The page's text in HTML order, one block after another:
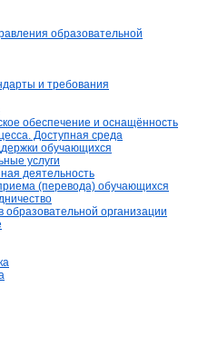
образовательной
и требования
обеспечение и оснащённость
Доступная среда
обучающихся
услуги
деятельность
(перевода) обучающихся
образовательной организации